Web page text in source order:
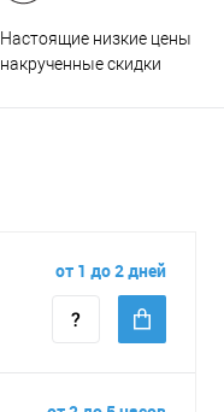
Настоящие низкие цены и
накрученные скидки
от 1 до 2 дней